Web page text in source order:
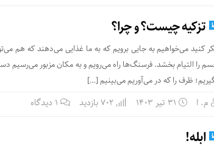
تزکیه چیست؟ و چرا؟
کنید می‌خواهیم به جایی برویم که به ما غذایی می‌دهند که هم
را التیام بخشد. فرسنگ‌ها راه می‌رویم و به مکان مزبور می‌رسیم
ظرف را که در می‌آوریم می‌بینیم […]
م. ا ۳۱ تیر ۱۴۰۳ ۱ دیدگاه
ابله!